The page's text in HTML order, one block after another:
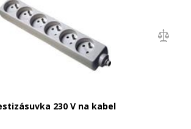
230 V na kabel